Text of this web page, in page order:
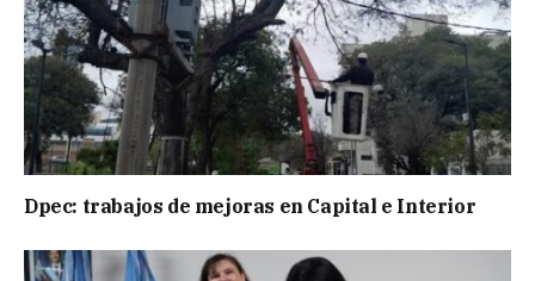
Dpec: trabajos de mejoras en Capital e Interior